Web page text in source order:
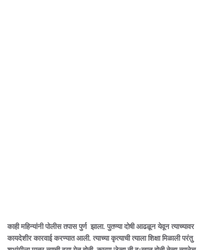
काही महिन्यांनी पोलीस तपास पुर्ण झाला. पुतण्या दोषी आढळून येवून त्याच्यावर
कायदेशीर कारवाई करण्यात आली. त्याच्या कृत्याची त्याला शिक्षा मिळाली परंतु